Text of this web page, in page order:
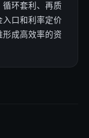
环套利、再质
口和利率定价
成高效率的资